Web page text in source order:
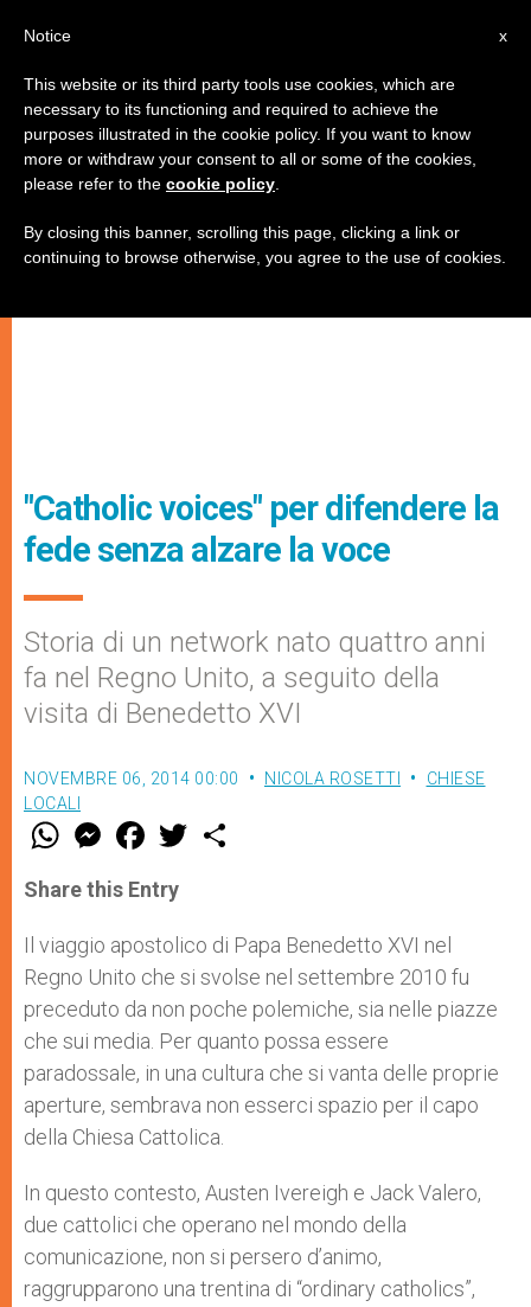
"Catholic voices" per difendere la
fede senza alzare la voce
Storia di un network nato quattro anni
fa nel Regno Unito, a seguito della
visita di Benedetto XVI
NOVEMBRE 06, 2014 00:00 NICOLA ROSETTI
CHIESE
LOCALI
W
t
s
p
p
M
e
s
e
g
e
r
F
a
e
b
o
k
w
r
Share this Entry
Il viaggio apostolico di Papa Benedetto XVI nel
Regno Unito che si svolse nel settembre 2010 fu
preceduto da non poche polemiche, sia nelle piazze
che sui media. Per quanto possa essere
paradossale, in una cultura che si vanta delle proprie
aperture, sembrava non esserci spazio per il capo
della Chiesa Cattolica.
In questo contesto, Austen Ivereigh e Jack Valero,
due cattolici che operano nel mondo della
comunicazione, non si persero d’animo,
raggrupparono una trentina di “ordinary catholics”,
x
Notice
This website or its third party tools use cookies, which are
necessary to its functioning and required to achieve the
purposes illustrated in the cookie policy. If you want to know
more or withdraw your consent to all or some of the cookies,
please refer to the cookie policy
By closing this banner, scrolling this page, clicking a link or
continuing to browse otherwise, you agree to the use of cookies.